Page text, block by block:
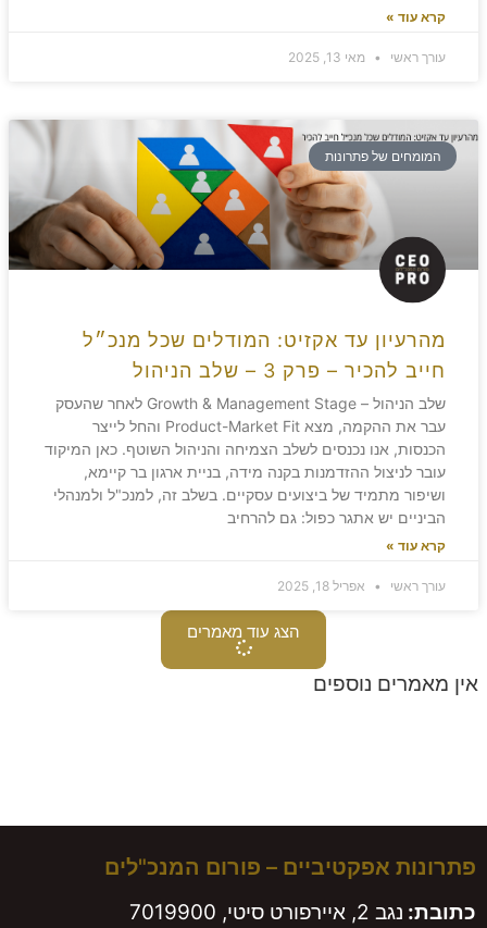
קרא עוד »
עורך ראשי מאי 13, 2025
המומחים של פתרונות
מהרעיון עד אקזיט: המודלים שכל מנכ״ל
חייב להכיר – פרק 3 – שלב הניהול
שלב הניהול – Growth & Management Stage לאחר שהעסק
עבר את ההקמה, מצא Product-Market Fit והחל לייצר
הכנסות, אנו נכנסים לשלב הצמיחה והניהול השוטף. כאן המיקוד
עובר לניצול ההזדמנות בקנה מידה, בניית ארגון בר קיימא,
ושיפור מתמיד של ביצועים עסקיים. בשלב זה, למנכ"ל ולמנהלי
הביניים יש אתגר כפול: גם להרחיב
קרא עוד »
עורך ראשי אפריל 18, 2025
הצג עוד מאמרים
אין מאמרים נוספים
פתרונות אפקטיביים – פורום המנכ"לים
כתובת: נגב 2, איירפורט סיטי, 7019900